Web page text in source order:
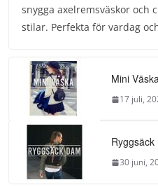
snygga axelremsväskor och
stilar. Perfekta för vardag
Mini
17 juli,
Ryggsäck
30 juni,